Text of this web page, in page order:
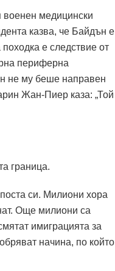
медицински
казва, че Байдън е
е следствие от
периферна
не му беше направен
Жан-Пиер каза: „Той
граница.
си. Милиони хора
Още милиони са
имиграцията за
начина, по който